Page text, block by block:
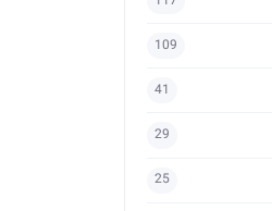
109
41
29
25